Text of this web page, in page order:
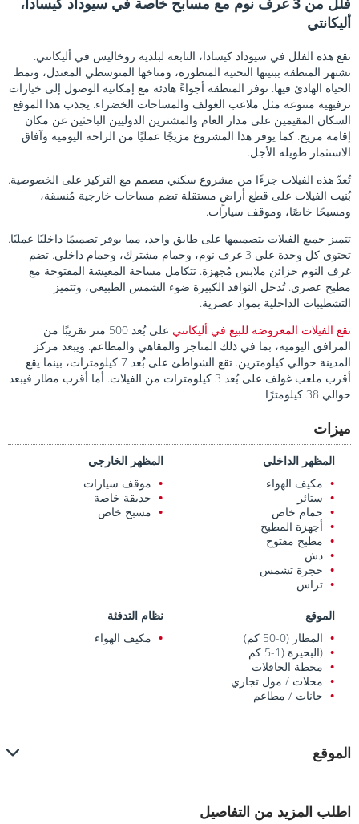
أليكانتي
تقع هذه الفلل في سيوداد كيسادا، التابعة لبلدية روخاليس في أليكانتي.
تشتهر المنطقة ببنيتها التحتية المتطورة، ومناخها المتوسطي المعتدل، ونمط
الحياة الهادئ فيها. توفر المنطقة أجواءً هادئة مع إمكانية الوصول إلى خيارات
ترفيهية متنوعة مثل ملاعب الغولف والمساحات الخضراء. يجذب هذا الموقع
السكان المقيمين على مدار العام والمشترين الدوليين الباحثين عن مكان
إقامة مريح. كما يوفر هذا المشروع مزيجًا عمليًا من الراحة اليومية وآفاق
الاستثمار طويلة الأجل.
تُعدّ هذه الفيلات جزءًا من مشروع سكني مصمم مع التركيز على الخصوصية.
بُنيت الفيلات على قطع أراضٍ مستقلة تضم مساحات خارجية مُنسقة،
ومسبحًا خاصًا، وموقف سيارات.
تتميز جميع الفيلات بتصميمها على طابق واحد، مما يوفر تصميمًا داخليًا عمليًا.
تحتوي كل وحدة على 3 غرف نوم، وحمام مشترك، وحمام داخلي. تضم
غرف النوم خزائن ملابس مُجهزة. تتكامل مساحة المعيشة المفتوحة مع
مطبخ عصري. تُدخل النوافذ الكبيرة ضوء الشمس الطبيعي، وتتميز
التشطيبات الداخلية بمواد عصرية.
تقع الفيلات المعروضة للبيع في أليكانتي
على بُعد 500 متر تقريبًا من
المرافق اليومية، بما في ذلك المتاجر والمقاهي والمطاعم. ويبعد مركز
المدينة حوالي كيلومترين. تقع الشواطئ على بُعد 7 كيلومترات، بينما يقع
أقرب ملعب غولف على بُعد 3 كيلومترات من الفيلات. أما أقرب مطار فيبعد
حوالي 38 كيلومترًا.
ميزات
المظهر الداخلي
مكيف الهواء
ستائر
حمام خاص
أجهزة المطبخ
مطبخ مفتوح
دش
حجرة تشمس
تراس
المظهر الخارجي
موقف سيارات
حديقة خاصة
مسبح خاص
الموقع
المطار (0-50 كم)
(البحيرة (1-5 كم
محطة الحافلات
محلات / مول تجاري
حانات / مطاعم
نظام التدفئة
مكيف الهواء
الموقع
اطلب المزيد من التفاصيل